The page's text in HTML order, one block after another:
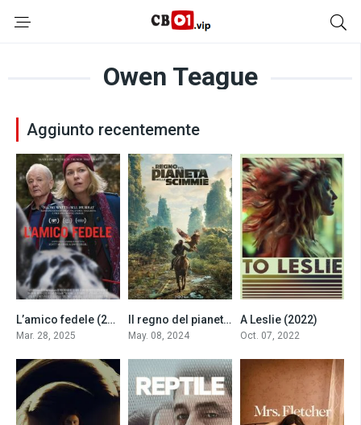
Owen Teague
Aggiunto recentemente
6.3
L’amico fedele (2025)
Mar. 28, 2025
7.3Il regno del pianeta delle scimmie (2024)
May. 08, 2024
A Leslie (2022)
Oct. 07, 2022